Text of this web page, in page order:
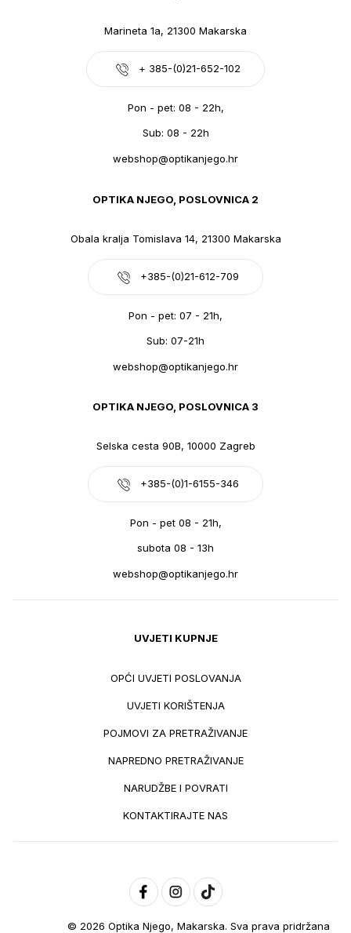
Marineta 1a, 21300 Makarska
+ 385-(0)21-652-102
Pon - pet: 08 - 22h,
Sub: 08 - 22h
webshop@optikanjego.hr
OPTIKA NJEGO, POSLOVNICA 2
Obala kralja Tomislava 14, 21300 Makarska
+385-(0)21-612-709
Pon - pet: 07 - 21h,
Sub: 07-21h
webshop@optikanjego.hr
OPTIKA NJEGO, POSLOVNICA 3
Selska cesta 90B, 10000 Zagreb
+385-(0)1-6155-346
Pon - pet 08 - 21h,
subota 08 - 13h
webshop@optikanjego.hr
UVJETI KUPNJE
OPĆI UVJETI POSLOVANJA
UVJETI KORIŠTENJA
POJMOVI ZA PRETRAŽIVANJE
NAPREDNO PRETRAŽIVANJE
NARUDŽBE I POVRATI
KONTAKTIRAJTE NAS
© 2026 Optika Njego, Makarska. Sva prava pridržana